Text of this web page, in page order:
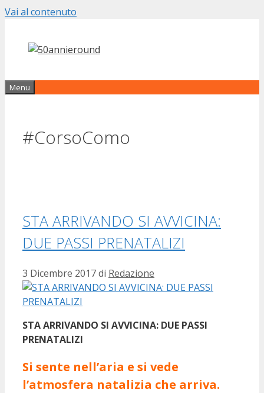
Vai al contenuto
Menu
#CorsoComo
STA ARRIVANDO SI AVVICINA:
DUE PASSI PRENATALIZI
3 Dicembre 2017di Redazione
STA ARRIVANDO SI AVVICINA: DUE PASSI
PRENATALIZI
Si sente nell’aria e si vede
l’atmosfera natalizia che arriva.